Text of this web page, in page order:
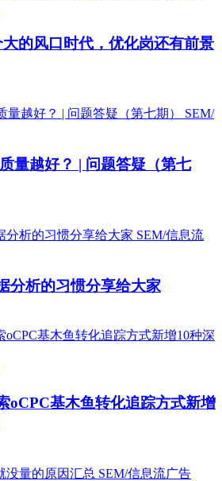
的风口时代，优化岗还有前景
SEM/
量越好？ | 问题答疑（第七
SEM/信息流
分析的习惯分享给大家
oCPC基木鱼转化追踪方式新增
SEM/信息流广告